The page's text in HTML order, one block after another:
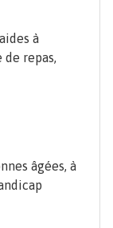
à
repas,
âgées, à